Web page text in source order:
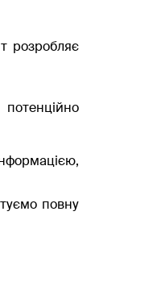
розробляє
повну